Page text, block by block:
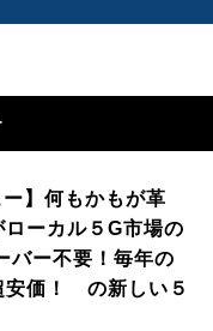
】何もかもが革
ーカル５G市場の
バー不要！毎年の
安価！ の新しい５